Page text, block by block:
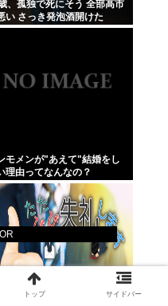
、孤独で死にそう 全部高市
い さっき発泡酒開けた
モメンが"あえて"結婚をし
理由ってなんなの？
トップ サイドバー